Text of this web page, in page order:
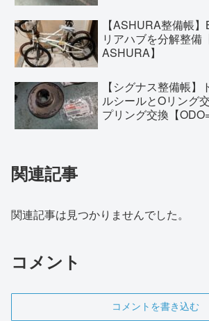
【ASHURA整備帳
リアハブを分解整備
ASHURA】
【シグナス整備帳】
ルシールとOリング
プリング交換【
関連記事
関連記事は見つかりませんでした。
コメント
コメントを書き込む